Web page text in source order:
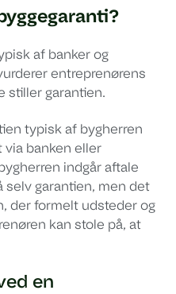
af banker og
entreprenørens
stiller garantien.
typisk af bygherren
via banken eller
indgår aftale
selv garantien, men det
der formelt udsteder og
kan stole på, at
en